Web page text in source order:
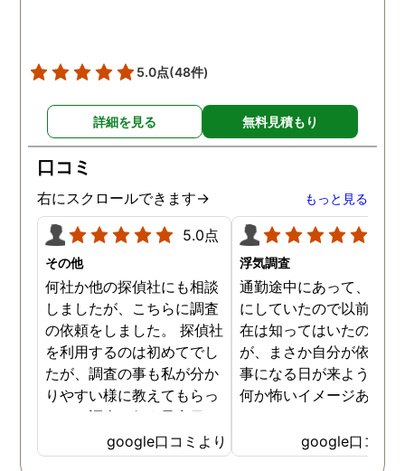
と会い、そのまま夜まで過
間もラブホテルの利用もし
たようで、たった一日で不
倫の証拠を揃えることがで
きました。
5.0点(48件)
詳細を見る 無料見積もり
口コミ
右にスクロールできます→ もっと見る
5.0点
その他
何社か他の探偵社にも相談
しましたが、こちらに調査
の依頼をしました。 探偵社
を利用するのは初めてでし
たが、調査の事も私が分か
りやすい様に教えてもらっ
たり、調査を行う予定日は
私の希望を聞いてもらいつ
つ、探偵さんのご意見も取
google口コミより
浮気調査
通勤途中にあって、毎日
にしていたので以前から
在は知ってはいたのです
が、まさか自分が依頼す
事になる日が来ようと
何か怖いイメージありま
応も良く、安心して相談
きました。 調査後に弁
google口コミ